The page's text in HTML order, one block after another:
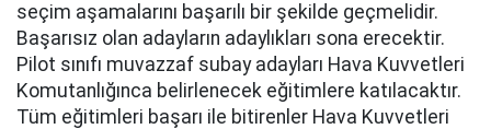
seçim aşamalarını başarılı bir şekilde geçmelidir.
Başarısız olan adayların adaylıkları sona erecektir.
Pilot sınıfı muvazzaf subay adayları Hava Kuvvetleri
Komutanlığınca belirlenecek eğitimlere katılacaktır.
Tüm eğitimleri başarı ile bitirenler Hava Kuvvetleri